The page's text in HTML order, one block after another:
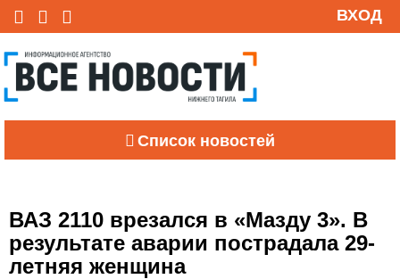
ВХОД
Список новостей
ВАЗ 2110 врезался в «Мазду 3». В
результате аварии пострадала 29-
летняя женщина